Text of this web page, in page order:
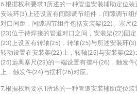
6.根据权利要求1所述的一种管道安装辅助定位
安装环(3)上还设置有间隙调节组件，间隙调节组
对口间距，间隙调节组件包括安装架(22)、塞尺
(23)位于待焊接的管道对口之间，安装架(22)固
(23)上设置有转轴(25)，转轴(25)与所述安装环
转动设置在安装架(22)上，转轴(25)与安装架
(25)远离塞尺(23)的一端设置有摆杆(26)，触发
上，触发件(24)与摆杆(26)对应。
7.根据权利要求1所述的一种管道安装辅助定位